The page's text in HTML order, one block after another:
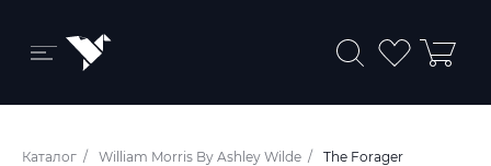
Бренды и коллекции
Каталог William Morris By Ashley Wilde
The Forager